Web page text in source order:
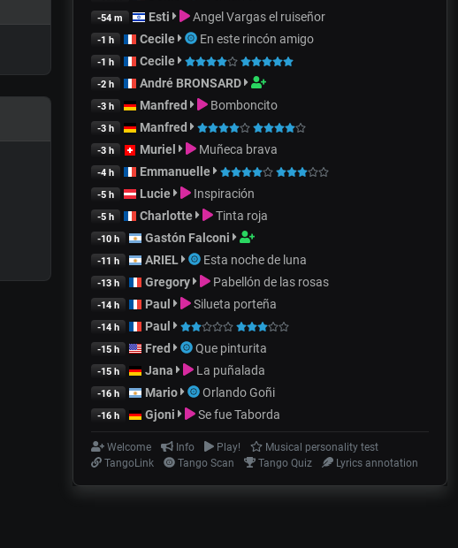
-54 m Esti Angel Vargas el ruiseñor
-1 h Cecile En este rincón amigo
-1 h Cecile
-2 h André BRONSARD
-3 h Manfred Bomboncito
-3 h Manfred
-3 h Muriel Muñeca brava
-4 h Emmanuelle
-5 h Lucie Inspiración
-5 h Charlotte Tinta roja
-10 h Gastón Falconi
-11 h ARIEL Esta noche de luna
-13 h Gregory Pabellón de las rosas
-14 h Paul Silueta porteña
-14 h Paul
-15 h Fred Que pinturita
-15 h Jana La puñalada
-16 h Mario Orlando Goñi
-16 h Gjoni Se fue Taborda
Welcome Info Play!
Musical personality test
TangoLink
Tango Scan Tango Quiz Lyrics annotation